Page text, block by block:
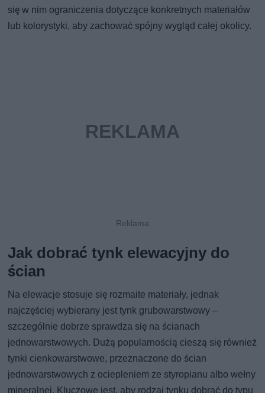
się w nim ograniczenia dotyczące konkretnych materiałów
lub kolorystyki, aby zachować spójny wygląd całej okolicy.
Jak dobrać tynk elewacyjny do
ścian
Na elewacje stosuje się rozmaite materiały, jednak
najczęściej wybierany jest tynk grubowarstwowy –
szczególnie dobrze sprawdza się na ścianach
jednowarstwowych. Dużą popularnością cieszą się również
tynki cienkowarstwowe, przeznaczone do ścian
jednowarstwowych z ociepleniem ze styropianu albo wełny
mineralnej. Kluczowe jest, aby rodzaj tynku dobrać do typu